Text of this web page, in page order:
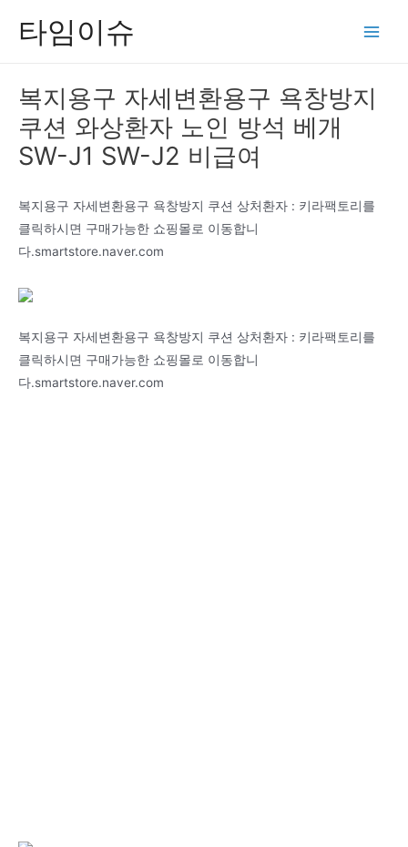
타임이슈
복지용구 자세변환용구 욕창방지
쿠션 와상환자 노인 방석 베개
SW-J1 SW-J2 비급여
복지용구 자세변환용구 욕창방지 쿠션 상처환자 : 키라팩토리를
클릭하시면 구매가능한 쇼핑몰로 이동합니
다.smartstore.naver.com
복지용구 자세변환용구 욕창방지 쿠션 상처환자 : 키라팩토리를
클릭하시면 구매가능한 쇼핑몰로 이동합니
다.smartstore.naver.com